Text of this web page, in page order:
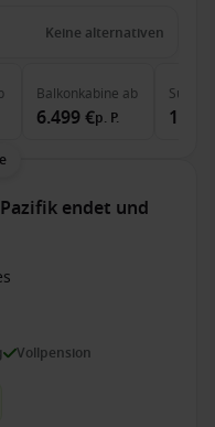
Keine alternativen
Balkonkabine ab
6.499 €p. P.
Suite
endet und
Vollpension